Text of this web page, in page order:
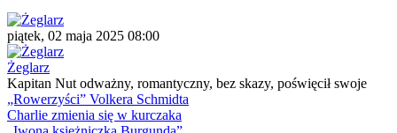
piątek, 02 maja 2025 08:00
Żeglarz
Kapitan Nut odważny, romantyczny, bez skazy, poświęcił swoje
„Rowerzyści” Volkera Schmidta
Charlie zmienia się w kurczaka